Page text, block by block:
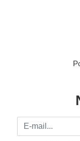
E-mail